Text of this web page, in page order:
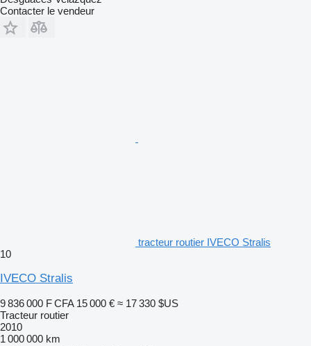
Contacter le vendeur
tracteur routier IVECO Stralis
10
IVECO Stralis
9 836 000 F CFA 15 000 € ≈ 17 330 $US
Tracteur routier
2010
1 000 000 km